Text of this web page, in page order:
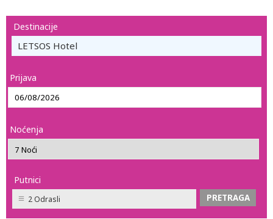
Destinacije
LETSOS Hotel
Prijava
Noćenja
Putnici
2 Odrasli